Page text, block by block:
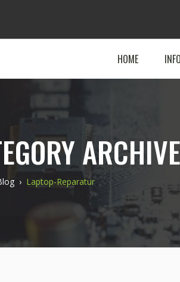
HOME
› Laptop-Reparatur